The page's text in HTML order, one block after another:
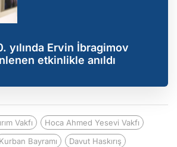
yılında Ervin İbragimov
etkinlikle anıldı
Vakfı
Hoca Ahmed Yesevi Vakfı
Kurban Bayramı Davut Haskırış